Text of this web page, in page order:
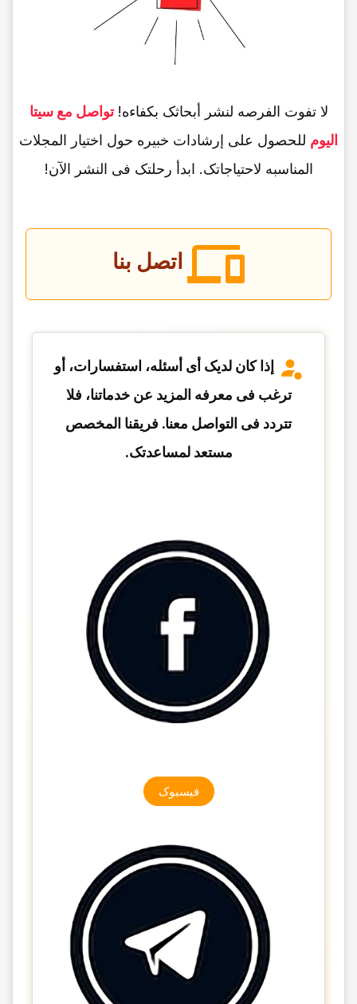
لا تفوت الفرصه لنشر أبحاثک بکفاءه!تواصل مع سیتا
الیوم للحصول على إرشادات خبیره حول اختیار المجلات
المناسبه لاحتیاجاتک. ابدأ رحلتک فی النشر الآن!
اتصل بنا
إذا کان لدیک أی أسئله، استفسارات، أو
ترغب فی معرفه المزید عن خدماتنا، فلا
تتردد فی التواصل معنا. فریقنا المخصص
مستعد لمساعدتک.
فیسبوک